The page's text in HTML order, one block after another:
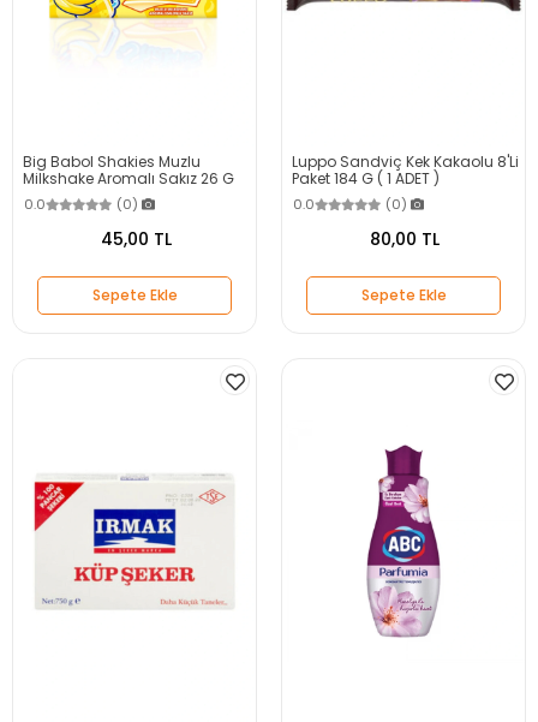
Big Babol Shakies Muzlu
Milkshake Aromalı Sakız 26 G
0.0 (0)
45,00 TL
Sepete Ekle
Luppo Sandviç Kek Kakaolu 8'Li
Paket 184 G ( 1 ADET )
0.0 (0)
80,00 TL
Sepete Ekle